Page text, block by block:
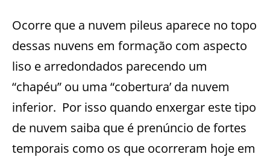
Ocorre que a nuvem pileus aparece no topo
dessas nuvens em formação com aspecto
liso e arredondados parecendo um
“chapéu” ou uma “cobertura’ da nuvem
inferior. Por isso quando enxergar este tipo
de nuvem saiba que é prenúncio de fortes
temporais como os que ocorreram hoje em